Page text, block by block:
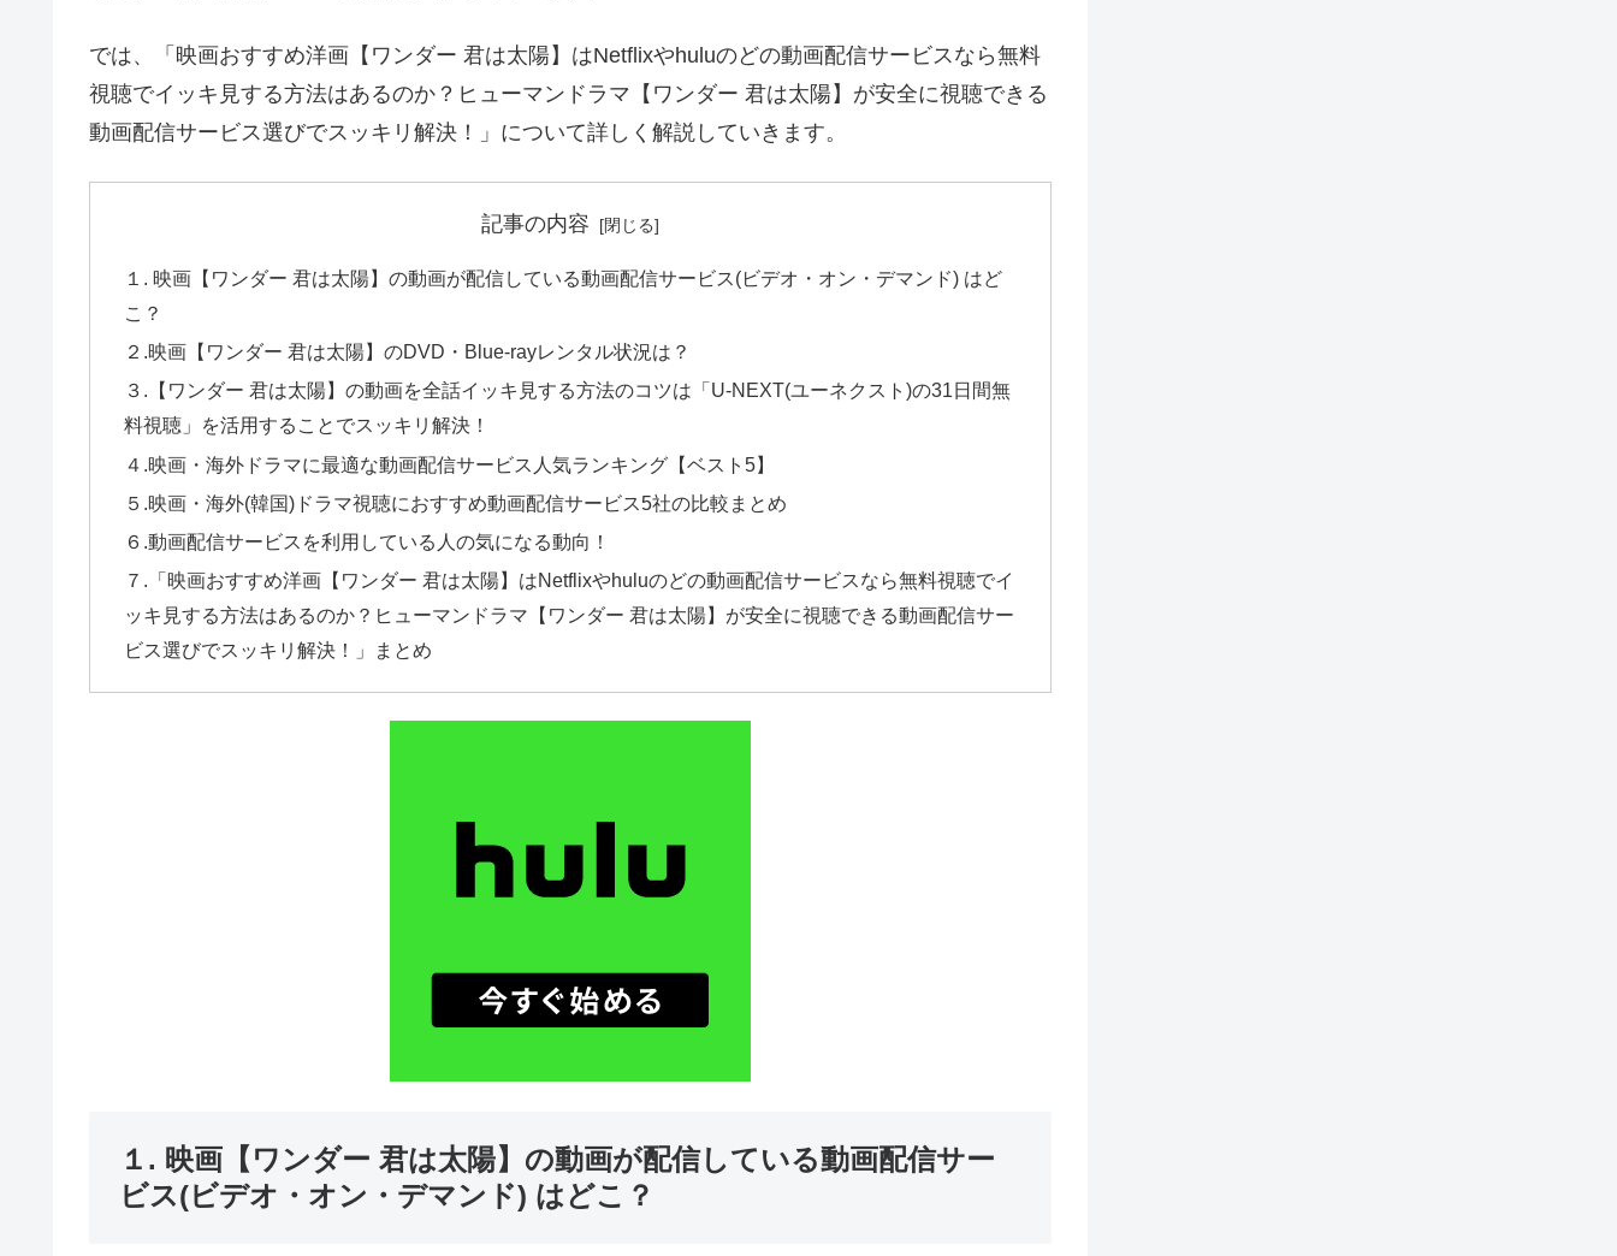
では、「映画おすすめ洋画【ワンダー 君は太陽】はNetflixやhuluのどの動画配信サービスなら無料
視聴でイッキ見する方法はあるのか？ヒューマンドラマ【ワンダー 君は太陽】が安全に視聴できる
動画配信サービス選びでスッキリ解決！」について詳しく解説していきます。
記事の内容
１. 映画【ワンダー 君は太陽】の動画が配信している動画配信サービス(ビデオ・オン・デマンド) はど
こ？
２.映画【ワンダー 君は太陽】のDVD・Blue-rayレンタル状況は？
３.【ワンダー 君は太陽】の動画を全話イッキ見する方法のコツは「U-NEXT(ユーネクスト)の31日間無
料視聴」を活用することでスッキリ解決！
４.映画・海外ドラマに最適な動画配信サービス人気ランキング【ベスト5】
５.映画・海外(韓国)ドラマ視聴におすすめ動画配信サービス5社の比較まとめ
６.動画配信サービスを利用している人の気になる動向！
７.「映画おすすめ洋画【ワンダー 君は太陽】はNetflixやhuluのどの動画配信サービスなら無料視聴でイ
ッキ見する方法はあるのか？ヒューマンドラマ【ワンダー 君は太陽】が安全に視聴できる動画配信サー
ビス選びでスッキリ解決！」まとめ
１. 映画【ワンダー 君は太陽】の動画が配信している動画配信サー
ビス(ビデオ・オン・デマンド) はどこ？